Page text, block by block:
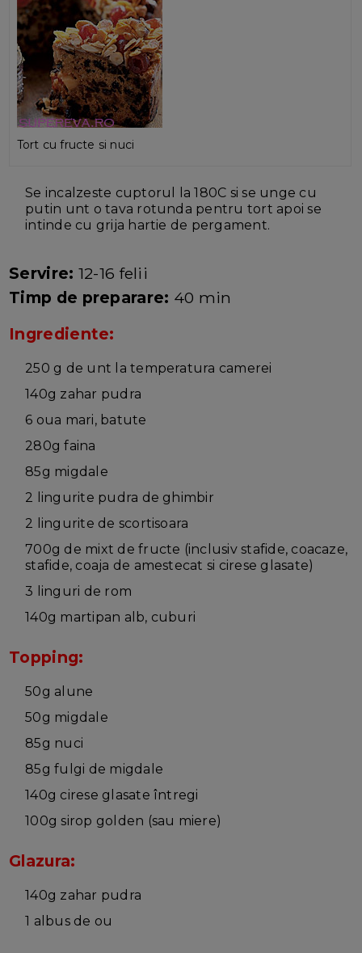
Tort cu fructe si nuci
Se incalzeste cuptorul la 180C si se unge cu
putin unt o tava rotunda pentru tort apoi se
intinde cu grija hartie de pergament.
Servire: 12-16 felii
Timp de preparare: 40 min
Ingrediente:
250 g de unt la temperatura camerei
140g zahar pudra
6 oua mari, batute
280g faina
85g migdale
2 lingurite pudra de ghimbir
2 lingurite de scortisoara
700g de mixt de fructe (inclusiv stafide, coacaze,
stafide, coaja de amestecat si cirese glasate)
3 linguri de rom
140g martipan alb, cuburi
Topping:
50g alune
50g migdale
85g nuci
85g fulgi de migdale
140g cirese glasate întregi
100g sirop golden (sau miere)
Glazura:
140g zahar pudra
1 albus de ou